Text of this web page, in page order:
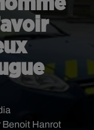
Benoit Hanrot